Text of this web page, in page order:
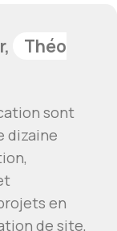
Théo
sont
dizaine
en
de site,